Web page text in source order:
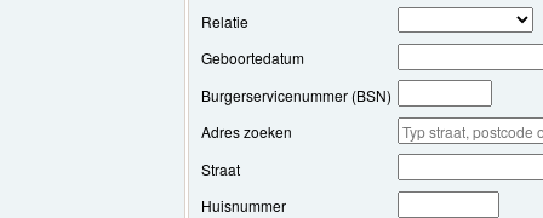
Relatie
Geboortedatum
Burgerservicenummer (BSN)
Adres zoeken
Straat
Huisnummer